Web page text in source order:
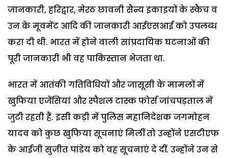
जानकारी, हरिद्वार, मेरठ छावनी सैन्य इकाइयों के स्कैच व
उन के मूवमेंट आदि की जानकारी आईएसआई को उपलब्ध
करा दी थी. भारत में होने वाली सांप्रदायिक घटनाओं की
पूरी जानकारी भी वह पाकिस्तान भेजता था.
भारत में आतंकी गतिविधियों और जासूसी के मामलों में
खुफिया एजेंसियां और स्पैशल टास्क फोर्स जांचपड़ताल में
जुटी रहती हैं. इसी कड़ी में पुलिस महानिदेशक जगमोहन
यादव को कुछ खुफिया सूचनाएं मिलीं तो उन्होंने एसटीएफ
के आईजी सुजीत पांडेय को वह सूचनाएं दे दीं. उन्होंने उन से